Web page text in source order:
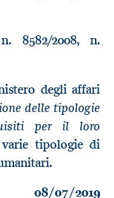
8582/2008, n.
degli affari
delle tipologie
per il loro
tipologie di
08/07/2019